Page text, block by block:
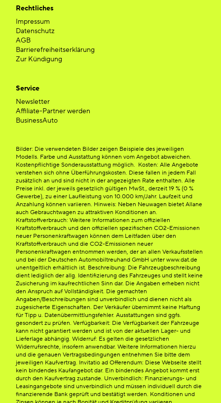
Rechtliches
Impressum
Datenschutz
AGB
Barrierefreiheitserklärung
Zur Kündigung
Service
Newsletter
Affiliate-Partner werden
BusinessAuto
Bilder: Die verwendeten Bilder zeigen Beispiele des jeweiligen
Modells. Farbe und Ausstattung können vom Angebot abweichen.
Kostenpflichtige Sonderausstattung möglich. Kosten: Alle Angebote
verstehen sich ohne Überführungskosten. Diese fallen in jedem Fall
zusätzlich an und sind nicht in der angezeigten Rate enthalten. Alle
Preise inkl. der jeweils gesetzlich gültigen MwSt., derzeit 19 % (0 %
Gewerbe), zu einer Laufleistung von 10.000 km/Jahr. Laufzeit und
Anzahlung können variieren. Hinweis: Neben Neuwagen bietet Allane
auch Gebrauchtwagen zu attraktiven Konditionen an.
Kraftstoffverbrauch: Weitere Informationen zum offiziellen
Kraftstoffverbrauch und den offiziellen spezifischen CO2-Emissionen
neuer Personenkraftwagen können dem Leitfaden über den
Kraftstoffverbrauch und die CO2-Emissionen neuer
Personenkraftwagen entnommen werden, der an allen Verkaufsstellen
und bei der Deutschen Automobiltreuhand GmbH unter www.dat.de
unentgeltlich erhältlich ist. Beschreibung: Die Fahrzeugbeschreibung
dient lediglich der allg. Identifizierung des Fahrzeuges und stellt keine
Zusicherung im kaufrechtlichen Sinn dar. Die Angaben erheben nicht
den Anspruch auf Vollständigkeit. Die gemachten
Angaben/Beschreibungen sind unverbindlich und dienen nicht als
zugesicherte Eigenschaften. Der Verkäufer übernimmt keine Haftung
für Tipp u. Datenübermittlungsfehler. Ausstattungen sind ggfs.
gesondert zu prüfen. Verfügbarkeit: Die Verfügbarkeit der Fahrzeuge
kann nicht garantiert werden und ist von der aktuellen Lager- und
Lieferlage abhängig. Widerruf: Es gelten die gesetzlichen
Widerrufsrechte, insofern anwendbar. Weitere Informationen hierzu
und die genauen Vertragsbedingungen entnehmen Sie bitte dem
jeweiligen Kaufvertrag. Invitatio ad Offerendum: Diese Webseite stellt
kein bindendes Kaufangebot dar. Ein bindendes Angebot kommt erst
durch den Kaufvertrag zustande. Unverbindlich: Finanzierungs- und
Leasingangebote sind unverbindlich und müssen individuell durch die
finanzierende Bank geprüft und bestätigt werden. Konditionen und